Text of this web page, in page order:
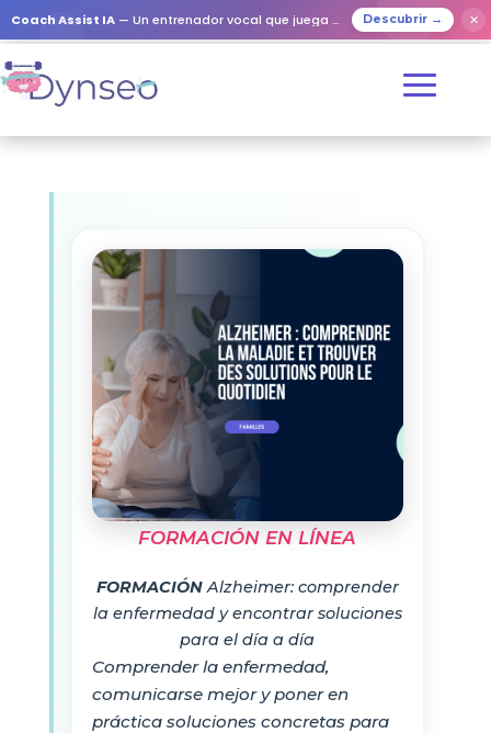
Coach Assist IA — Un entrenador vocal que juega con tus seres queridos Descubrir → ✕
FORMACIÓN EN LÍNEA
FORMACIÓNAlzheimer: comprender
la enfermedad y encontrar soluciones
para el día a día
Comprender la enfermedad,
comunicarse mejor y poner en
práctica soluciones concretas para